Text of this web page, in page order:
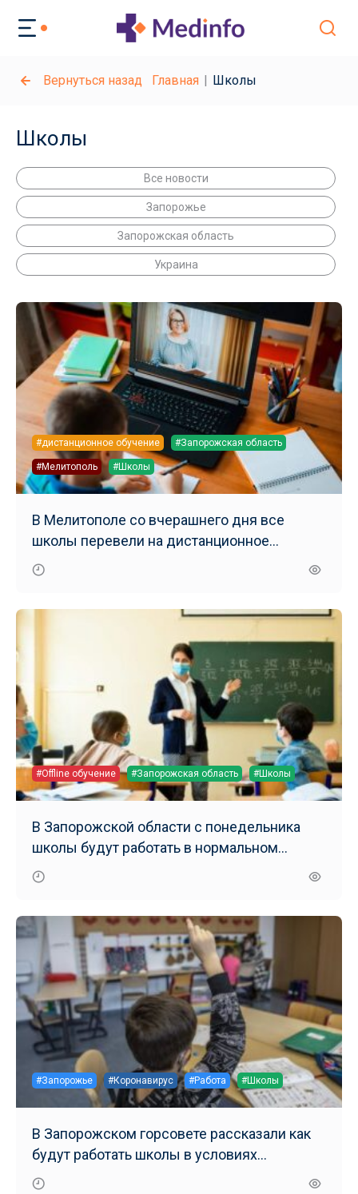
Вернуться назад Главная Школы
Школы
Все новости
Запорожье
Запорожская область
Украина
#дистанционное обучение #Запорожская область
#Мелитополь #Школы
В Мелитополе со вчерашнего дня все
школы перевели на дистанционное
обучение
#Offline обучение #Запорожская область #Школы
В Запорожской области с понедельника
школы будут работать в нормальном
режиме
#Запорожье #Коронавирус #Работа #Школы
В Запорожском горсовете рассказали как
будут работать школы в условиях
ухудшения ситуации